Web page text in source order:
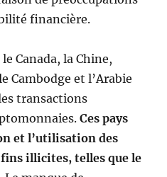
financière.
Canada, la Chine,
Cambodge et l’Arabie
transactions
Ces pays
et l’utilisation des
illicites, telles que le